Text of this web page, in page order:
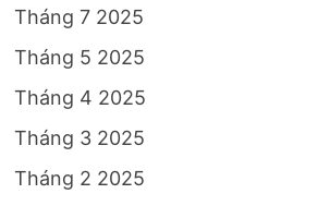
Tháng 7 2025
Tháng 5 2025
Tháng 4 2025
Tháng 3 2025
Tháng 2 2025